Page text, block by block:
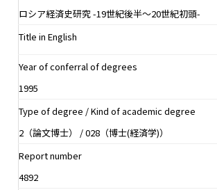
ロシア経済史研究 -19世紀後半〜20世紀初頭-
Title in English
Year of conferral of degrees
1995
Type of degree / Kind of academic degree
2（論文博士） / 028（博士(経済学)）
Report number
4892